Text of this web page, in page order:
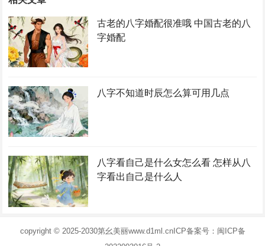
古老的八字婚配很准哦 中国古老的八
字婚配
八字不知道时辰怎么算可用几点
八字看自己是什么女怎么看 怎样从八
字看出自己是什么人
copyright © 2025-2030第幺美丽www.d1ml.cnICP备案号：闽ICP备